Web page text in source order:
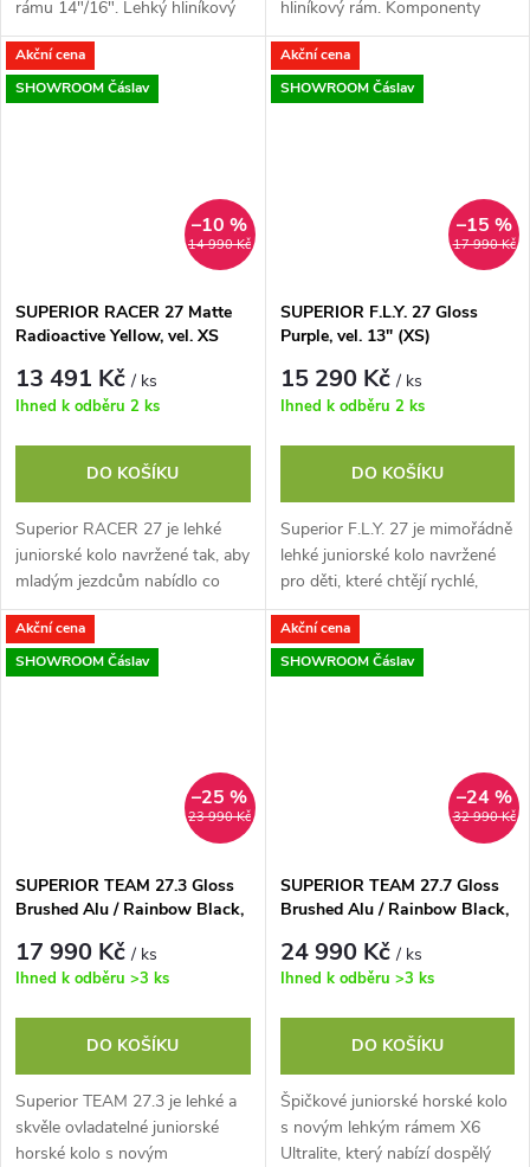
rámu 14"/16". Lehký hliníkový
rám. Komponenty SHIMANO, 9
rychlostí (11-46). Odpružená
vidlice...
hliníkový rám. Komponenty
SHIMANO, 8 rychlostí.
Odpružená vidlice ZOOM.
Kvalitní pláště KENDA Aptor,...
Akční cena
SHOWROOM Čáslav
14 990 Kč
–10 %
SUPERIOR RACER 27 Matte
Radioactive Yellow, vel. XS
13 491 Kč/ ks
Ihned k odběru 2 ks
DO KOŠÍKU
Superior RACER 27 je lehké
juniorské kolo navržené tak, aby
mladým jezdcům nabídlo co
nejvyšší míru stability, jistoty a
snadného ovládání. Nový...
Akční cena
SHOWROOM Čáslav
17 990 Kč
–15 %
SUPERIOR F.L.Y. 27 Gloss
Purple, vel. 13" (XS)
15 290 Kč/ ks
Ihned k odběru 2 ks
DO KOŠÍKU
Superior F.L.Y. 27 je mimořádně
lehké juniorské kolo navržené
pro děti, které chtějí rychlé,
hravé a snadno ovladatelné
MTB pro každodenní ježdění.
Nový...
Akční cena
SHOWROOM Čáslav
23 990 Kč
–25 %
SUPERIOR TEAM 27.3 Gloss
Brushed Alu / Rainbow Black,
17 990 Kč/ ks
Ihned k odběru >3 ks
DO KOŠÍKU
Superior TEAM 27.3 je lehké a
skvěle ovladatelné juniorské
horské kolo s novým
Akční cena
SHOWROOM Čáslav
32 990 Kč
–24 %
SUPERIOR TEAM 27.7 Gloss
Brushed Alu / Rainbow Black,
24 990 Kč/ ks
Ihned k odběru >3 ks
DO KOŠÍKU
Špičkové juniorské horské kolo
s novým lehkým rámem X6
Ultralite, který nabízí dospělý